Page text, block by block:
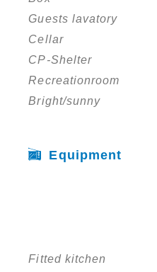
Guests lavatory
Cellar
CP-Shelter
Recreationroom
Bright/sunny
Equipment
Fitted kitchen